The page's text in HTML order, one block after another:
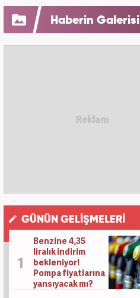
Haberin Galerisi
GÜNÜN GELİŞMELERİ
Benzine 4,35
liralık indirim
bekleniyor!
Pompa fiyatlarına
yansıyacak mı?